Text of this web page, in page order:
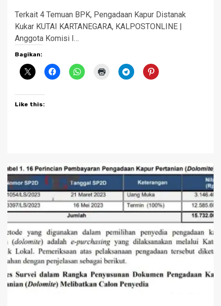
Terkait 4 Temuan BPK, Pengadaan Kapur Distanak
Kukar KUTAI KARTANEGARA, KALPOSTONLINE |
Anggota Komisi I…
Bagikan:
Like this: